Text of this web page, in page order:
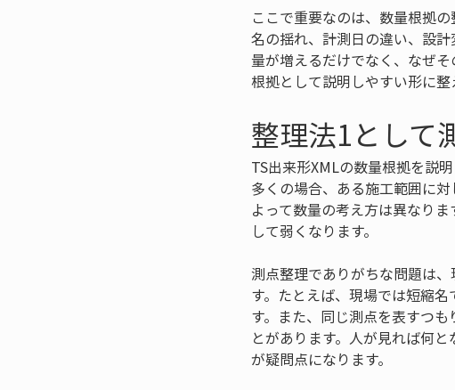
ここで重要なのは、数量根拠
名の揺れ、計測日の違い、設
量が増えるだけでなく、なぜ
根拠として説明しやすい形に
整理法1として
TS出来形XMLの数量根拠を説
多くの場合、ある施工範囲に
よって数量の考え方は異なり
して弱くなります。
測点整理でありがちな問題は
す。たとえば、現場では短縮
す。また、同じ測点を表すつ
とがあります。人が見れば何
が疑問点になります。